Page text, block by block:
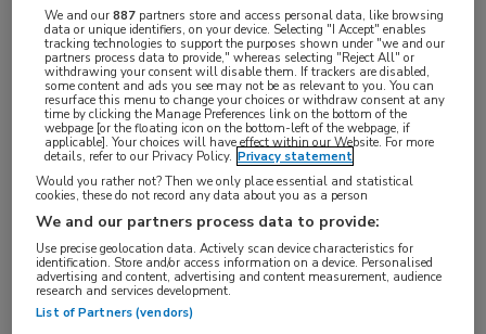
Vakgebieden:
Infectieziekten
Aandachtsgebieden:
Virale infecties
Tags:
HPV
We and our887 partners store and access personal data, like browsing
data or unique identifiers, on your device. Selecting "I Accept" enables
tracking technologies to support the purposes shown under "we and our
partners process data to provide," whereas selecting "Reject All" or
withdrawing your consent will disable them. If trackers are disabled,
some content and ads you see may not be as relevant to you. You can
resurface this menu to change your choices or withdraw consent at any
time by clicking the Manage Preferences link on the bottom of the
webpage [or the floating icon on the bottom-left of the webpage, if
applicable]. Your choices will have effect within our Website. For more
details, refer to our Privacy Policy. Privacy statement
Would you rather not? Then we only place essential and statistical
cookies, these do not record any data about you as a person
We and our partners process data to provide:
Use precise geolocation data. Actively scan device characteristics for
identification. Store and/or access information on a device. Personalised
advertising and content, advertising and content measurement, audience
research and services development.
List of Partners (vendors)